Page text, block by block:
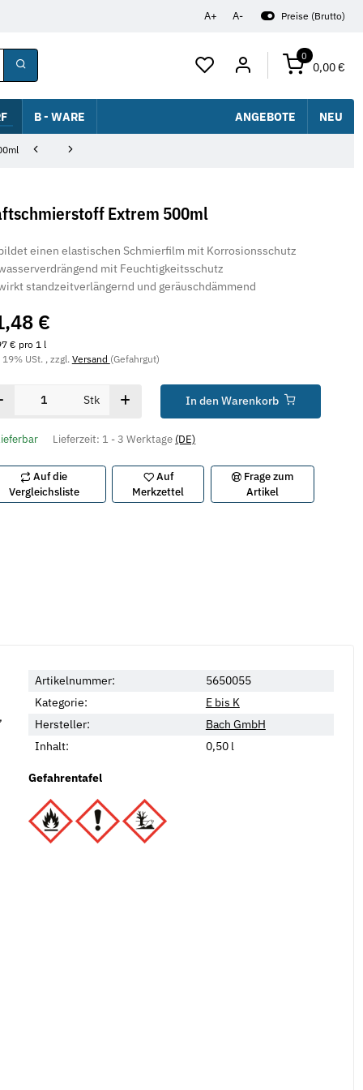
A+ A- Preise (Brutto)
0
0,00 €
B - WARE ANGEBOTE NEU
Extrem 500ml
einen elastischen Schmierfilm mit Korrosionsschutz
mit Feuchtigkeitsschutz
standzeitverlängernd und geräuschdämmend
€
€ pro 1 l
19% USt. , zzgl.Versand (Gefahrgut)
Stk In den Warenkorb
Lieferzeit: 1 - 3 Werktage (DE)
Auf die
Vergleichsliste
Auf
Merkzettel
Frage zum
Artikel
Artikelnummer:
5650055
Kategorie:
E bis K
Hersteller:
Bach GmbH
Inhalt:
0,50 l
Gefahrentafel